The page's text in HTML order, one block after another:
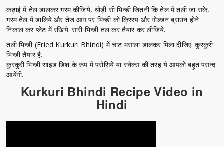
कढ़ाई में तेल डालकर गरम कीजिये, थोड़ी सी भिन्डी जितनी कि तेल में तली जा सके,
गरम तेल में डालिये और तेज आग पर भिन्डी को क्रिस्प और गोल्डन ब्राउन होने
निकाल कर प्लेट में रखिये. सारी भिन्डी तल कर तैयार कर लीजिये.
तली भिन्डी (Fried Kurkuri Bhindi) में चाट मसाला डालकर मिला दीजिए. कुरकुरी
भिन्डी तैयार है.
कुरकुरी भिन्डी साइड डिश के रूप में परोसिये या स्नेक्स की तरह ये आपको बहुत पसन्द
आयेंगी.
Kurkuri Bhindi Recipe Video in
Hindi